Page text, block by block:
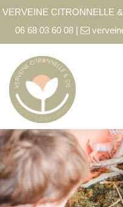
VERVEINE CITRONNELLE
06 68 03 60 08 |